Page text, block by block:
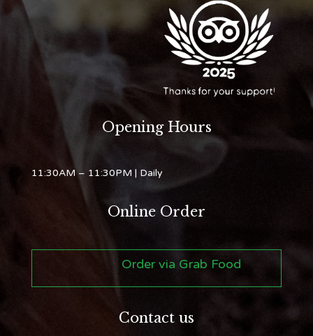
Opening Hours
11:30AM – 11:30PM | Daily
Online Order
Order via Grab Food
Contact us